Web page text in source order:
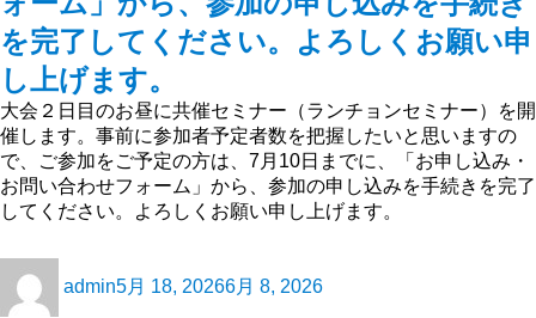
を完了してください。よろしくお願い申
し上げます。
大会２日目のお昼に共催セミナー（ランチョンセミナー）を開
催します。事前に参加者予定者数を把握したいと思いますの
で、ご参加をご予定の方は、7月10日までに、「お申し込み・
お問い合わせフォーム」から、参加の申し込みを手続きを完了
してください。よろしくお願い申し上げます。
admin5月 18, 20266月 8, 2026